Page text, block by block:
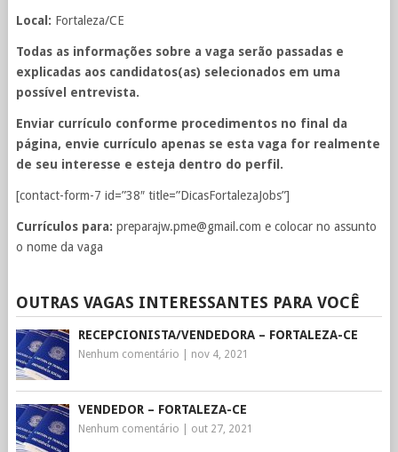
Local: Fortaleza/CE
Todas as informações sobre a vaga serão passadas e
explicadas aos candidatos(as) selecionados em uma
possível entrevista.
Enviar currículo conforme procedimentos no final da
página, envie currículo apenas se esta vaga for realmente
de seu interesse e esteja dentro do perfil.
[contact-form-7 id=”38″ title=”DicasFortalezaJobs”]
Currículos para: preparajw.pme@gmail.com e colocar no assunto
o nome da vaga
OUTRAS VAGAS INTERESSANTES PARA VOCÊ
RECEPCIONISTA/VENDEDORA – FORTALEZA-CE
Nenhum comentário nov 4, 2021
VENDEDOR – FORTALEZA-CE
Nenhum comentário out 27, 2021